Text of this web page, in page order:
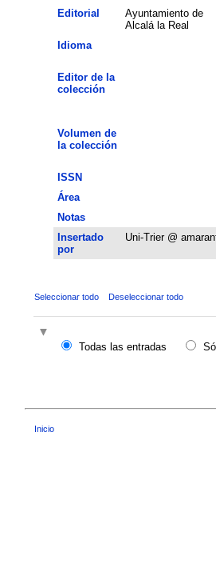
Editorial
Ayuntamiento de
Alcalá la Real
Idioma
Editor de la
colección
Volumen de
la colección
ISSN
Área
Notas
Insertado
por
Uni-Trier @
Seleccionar todo Deseleccionar todo
Todas las entradas
Inicio